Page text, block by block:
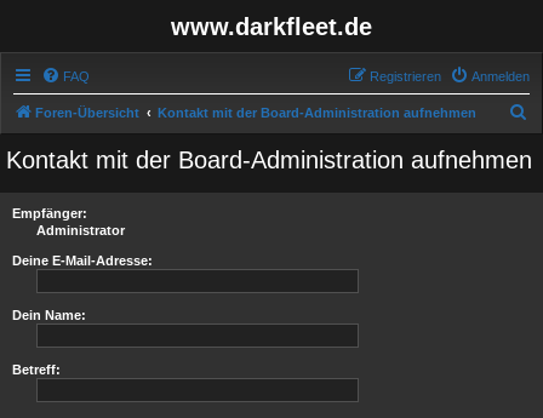
www.darkfleet.de
FAQ Anmelden
Registrieren
Foren-Übersicht Kontakt mit der Board-Administration aufnehmen
c
Kontakt mit der Board-Administration aufnehmen
Empfänger:
Administrator
Deine E-Mail-Adresse:
Dein Name:
Betreff: